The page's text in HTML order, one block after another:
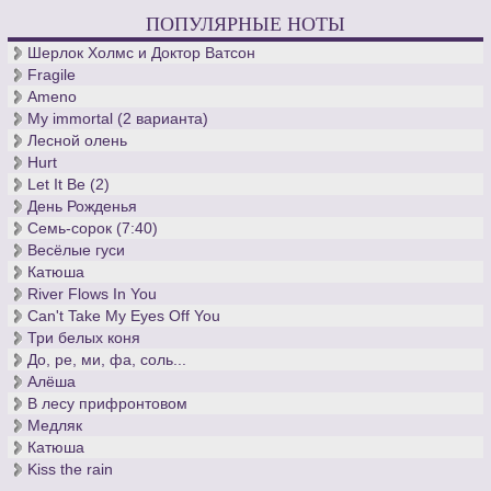
ПОПУЛЯРНЫЕ НОТЫ
Шерлок Холмс и Доктор Ватсон
Fragile
Ameno
My immortal (2 варианта)
Лесной олень
Hurt
Let It Be (2)
День Рожденья
Семь-сорок (7:40)
Весёлые гуси
Катюша
River Flows In You
Can't Take My Eyes Off You
Три белых коня
До, ре, ми, фа, соль...
Алёша
В лесу прифронтовом
Медляк
Катюша
Kiss the rain